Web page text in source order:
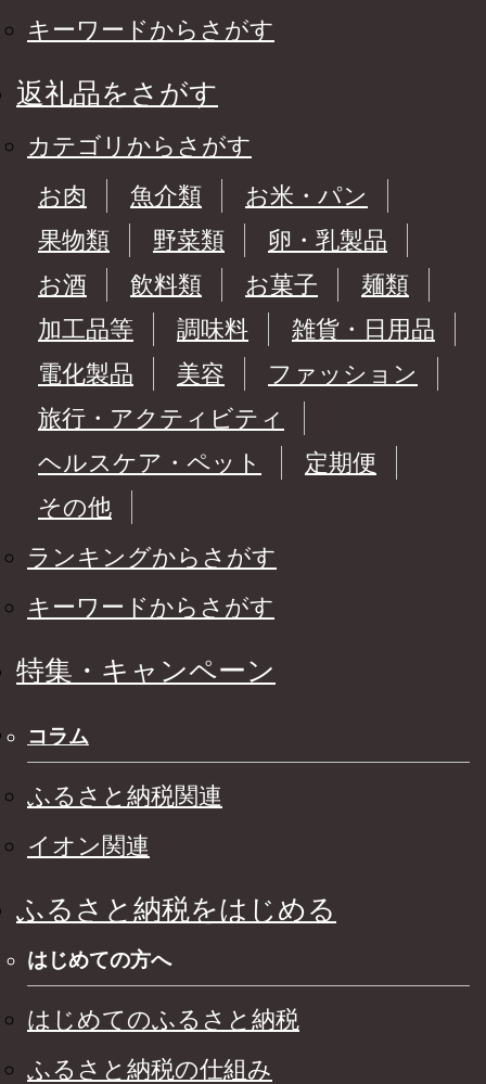
キーワードからさがす
返礼品をさがす
カテゴリからさがす
お肉
魚介類
お米・パン
果物類
野菜類
卵・乳製品
お酒
飲料類 お菓子
麺類
加工品等
調味料
雑貨・日用品
電化製品
美容
ファッション
旅行・アクティビティ
ヘルスケア・ペット
定期便
その他
ランキングからさがす
キーワードからさがす
特集・キャンペーン
コラム
ふるさと納税関連
イオン関連
ふるさと納税をはじめる
はじめての方へ
はじめてのふるさと納税
ふるさと納税の仕組み